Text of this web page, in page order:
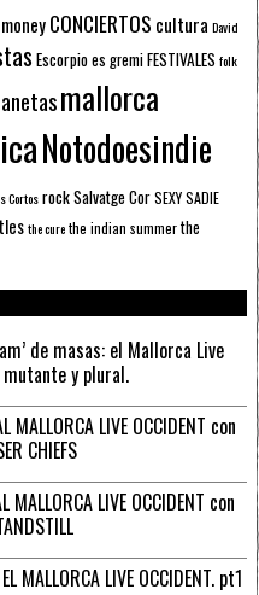
CONCIERTOS cultura David
Escorpioes gremiFESTIVALES folk
mallorca
Notodoesindie
CortosrockSalvatge CorSEXY SADIE
the curethe indian summerthe
de masas: el Mallorca Live
y plural.
MALLORCA LIVE OCCIDENT con
CHIEFS
MALLORCA LIVE OCCIDENT con
MALLORCA LIVE OCCIDENT. pt1